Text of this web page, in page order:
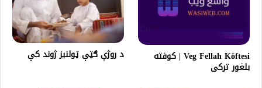
Veg Fellah Köftesi | کوفته
بلغور ترکی
د روژې ګټې ټولنيز ژوند کې